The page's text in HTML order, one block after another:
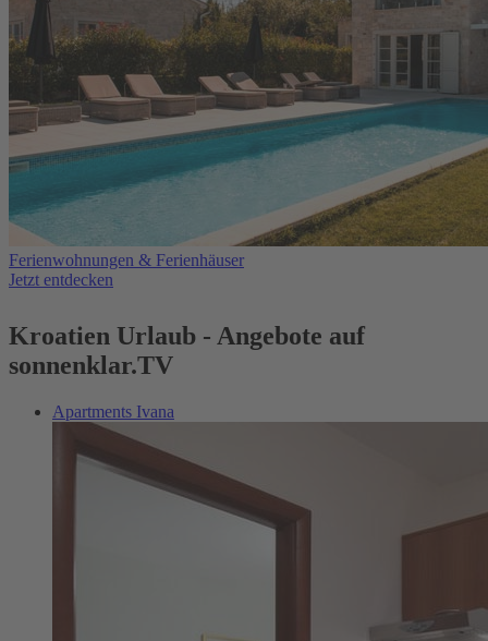
Ferienwohnungen & Ferienhäuser
Jetzt entdecken
Kroatien Urlaub - Angebote auf
sonnenklar.TV
Apartments Ivana